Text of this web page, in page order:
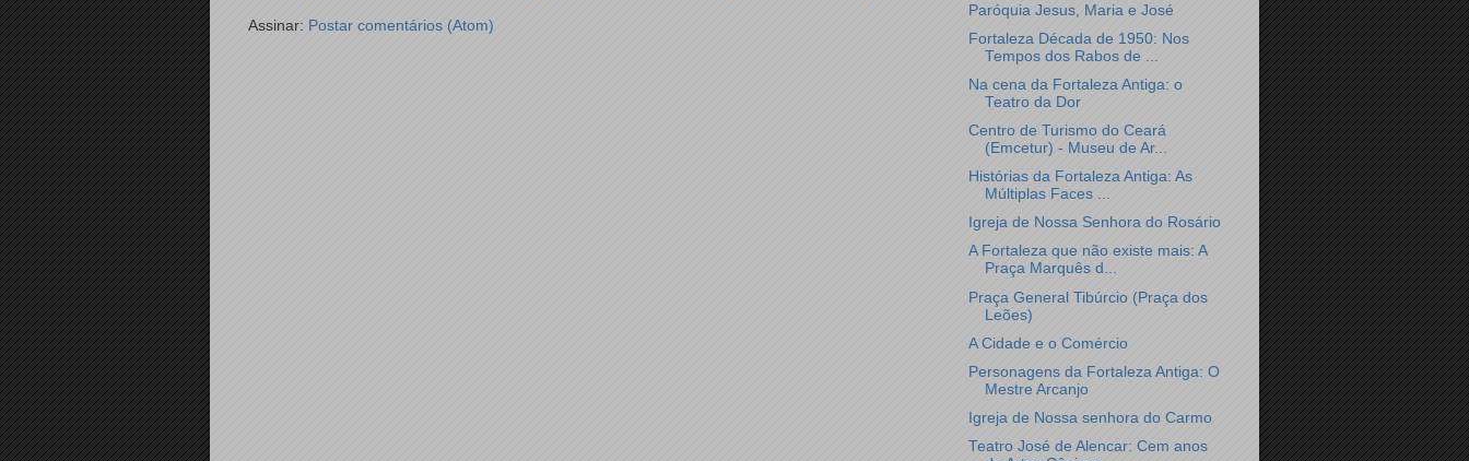
Assinar: Postar comentários (Atom)
Paróquia Jesus, Maria e José
Fortaleza Década de 1950: Nos
Tempos dos Rabos de ...
Na cena da Fortaleza Antiga: o
Teatro da Dor
Centro de Turismo do Ceará
(Emcetur) - Museu de Ar...
Histórias da Fortaleza Antiga: As
Múltiplas Faces ...
Igreja de Nossa Senhora do Rosário
A Fortaleza que não existe mais: A
Praça Marquês d...
Praça General Tibúrcio (Praça dos
Leões)
A Cidade e o Comércio
Personagens da Fortaleza Antiga: O
Mestre Arcanjo
Igreja de Nossa senhora do Carmo
Teatro José de Alencar: Cem anos